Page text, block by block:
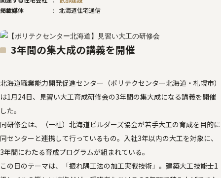
掲載媒体
北海道住宅通信
3年間の集大成の講義を開催
北海道職業能力開発促進センター（ポリテクセンター北海道・札幌市）
は1月24日、見習い大工育成研修会の3年間の集大成になる講義を開催
した。
同研修会は、（一社）北海道ビルダーズ協会が若手大工の育成を目的に
同センターと連携して行っているもの。入社3年以内の大工を対象に、
3年間にわたる育成プログラムが組まれている。
この日のテーマは、「振れ隅工法の加工実戦技術」。建築大工技能士1